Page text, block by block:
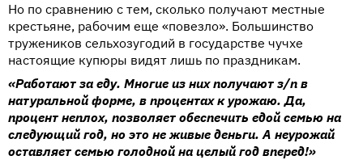
Но по сравнению с тем, сколько получают местные
крестьяне, рабочим еще «повезло». Большинство
тружеников сельхозугодий в государстве чучхе
настоящие купюры видят лишь по праздникам.
«Работают за еду. Многие из них получают з/п в
натуральной форме, в процентах к урожаю. Да,
процент неплох, позволяет обеспечить едой семью на
следующий год, но это не живые деньги. А неурожай
оставляет семью голодной на целый год вперед!»